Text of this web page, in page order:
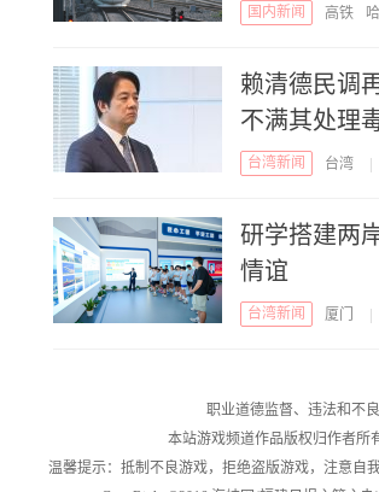
国内新闻 高铁
赖清德民调
不满其处理
台湾新闻 台湾
研学搭建两
情谊
台湾新闻 厦门
职业道德监督、违法和不良
本站游戏频道作品版权归作者所
温馨提示：抵制不良游戏，拒绝盗版游戏，注意自